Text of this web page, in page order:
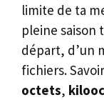
limite de ta
pleine
départ, d’un
fichiers.
octets,